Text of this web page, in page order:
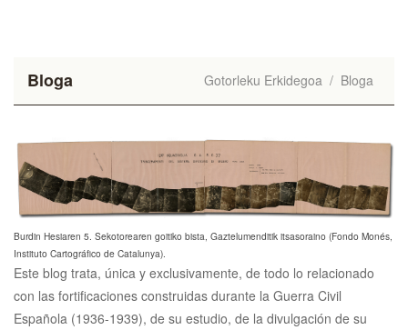
Bloga Gotorleku Erkidegoa / Bloga
Burdin Hesiaren 5. Sekotorearen goitiko bista, Gaztelumenditik itsasoraino (Fondo Monés,
Instituto Cartográfico de Catalunya).
Este blog trata, única y exclusivamente, de todo lo relacionado
con las fortificaciones construidas durante la Guerra Civil
Española (1936-1939), de su estudio, de la divulgación de su